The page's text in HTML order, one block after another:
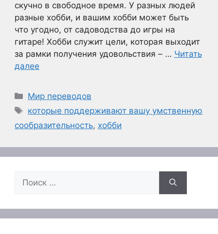
скучно в свободное время. У разных людей
разные хобби, и вашим хобби может быть
что угодно, от садоводства до игры на
гитаре! Хобби служит цели, которая выходит
за рамки получения удовольствия – … Читать
далее
Рубрики
Мир переводов
Метки
которые поддерживают вашу умственную
сообразительность, хобби
Поиск: